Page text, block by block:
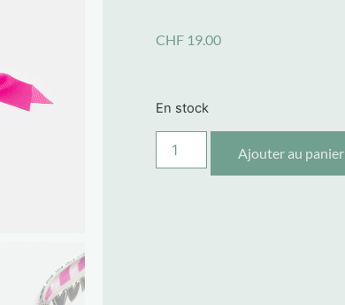
CHF 19.00
En stock
Ajouter au panier